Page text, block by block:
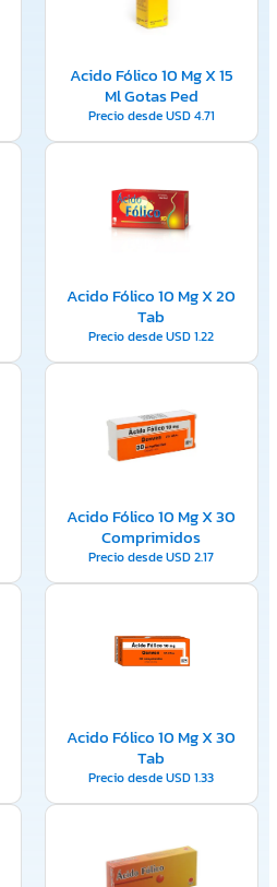
Acido Fólico 10 Mg X 15
Ml Gotas Ped
Precio desdeUSD4.71
Acido Fólico 10 Mg X 20
Tab
Precio desdeUSD1.22
Acido Fólico 10 Mg X 30
Comprimidos
Precio desdeUSD2.17
Acido Fólico 10 Mg X 30
Tab
Precio desdeUSD1.33